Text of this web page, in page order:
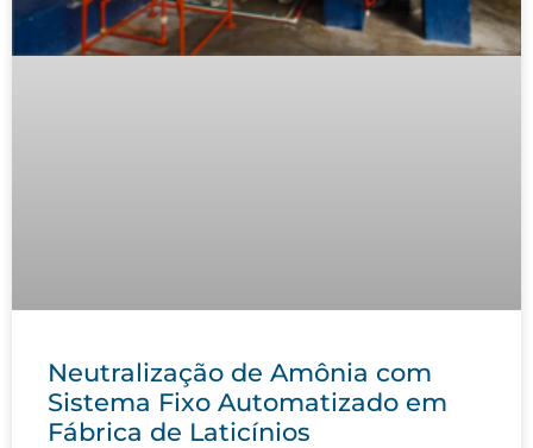
Neutralização de Amônia com
Sistema Fixo Automatizado em
Fábrica de Laticínios